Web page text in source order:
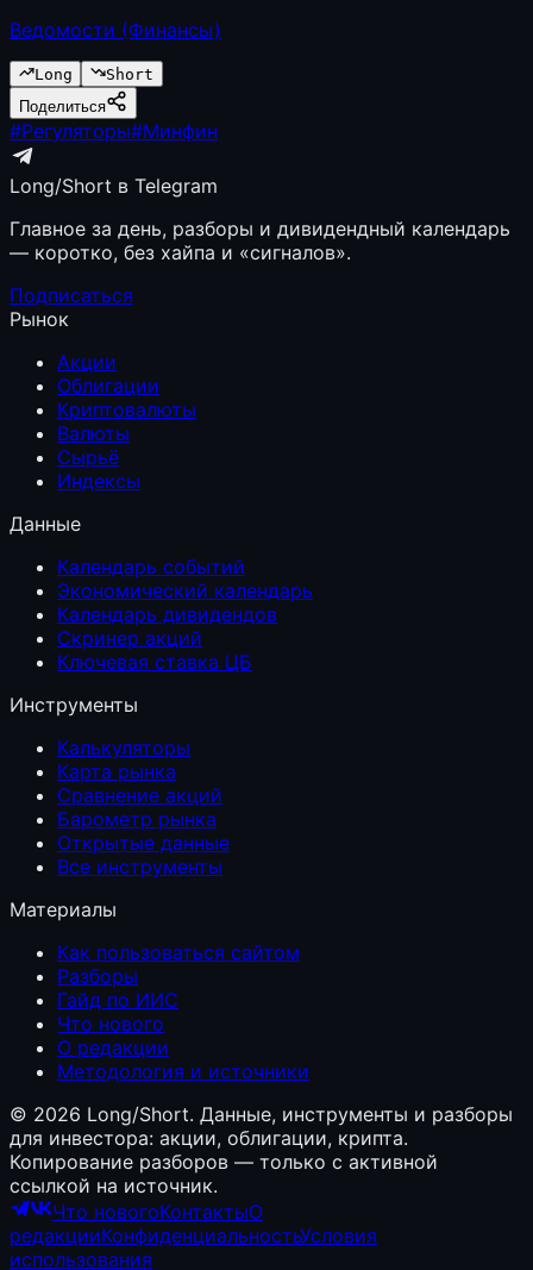
Ведомости (Финансы)
Long
Short
Поделиться
#Регуляторы#Минфин
Long/Short в Telegram
Главное за день, разборы и дивидендный календарь
— коротко, без хайпа и «сигналов».
Подписаться
Рынок
Акции
Облигации
Криптовалюты
Валюты
Сырьё
Индексы
Данные
Календарь событий
Экономический календарь
Календарь дивидендов
Скринер акций
Ключевая ставка ЦБ
Инструменты
Калькуляторы
Карта рынка
Сравнение акций
Барометр рынка
Открытые данные
Все инструменты
Материалы
Как пользоваться сайтом
Разборы
Гайд по ИИС
Что нового
О редакции
Методология и источники
© 2026 Long/Short. Данные, инструменты и разборы
для инвестора: акции, облигации, крипта.
Копирование разборов — только с активной
ссылкой на источник.
Что новогоКонтактыО
редакцииКонфиденциальностьУсловия
использования